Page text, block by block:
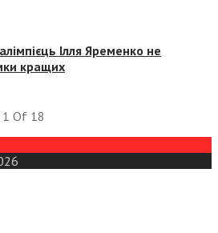
Ілля Яременко не
кращих
1 Of 18